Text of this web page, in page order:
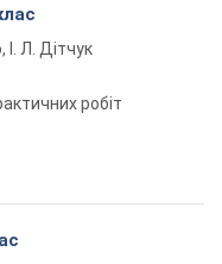
І. Л. Дітчук
робіт